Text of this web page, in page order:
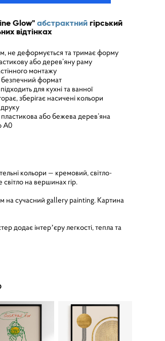
Glow"абстрактнийгірський
відтінках
не деформується та тримає форму
або дерев’яну раму
монтажу
безпечний формат
для кухні та ванної
зберігає насичені кольори
друку
пластикова або бежева дерев’яна
A0
кольори — кремовий, світло-
на вершинах гір.
на сучасний gallery painting. Картина
додає інтерʼєру легкості, тепла та